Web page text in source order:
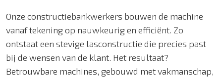
Onze constructiebankwerkers bouwen de machine
vanaf tekening op nauwkeurig en efficiënt. Zo
ontstaat een stevige lasconstructie die precies past
bij de wensen van de klant. Het resultaat?
Betrouwbare machines, gebouwd met vakmanschap,